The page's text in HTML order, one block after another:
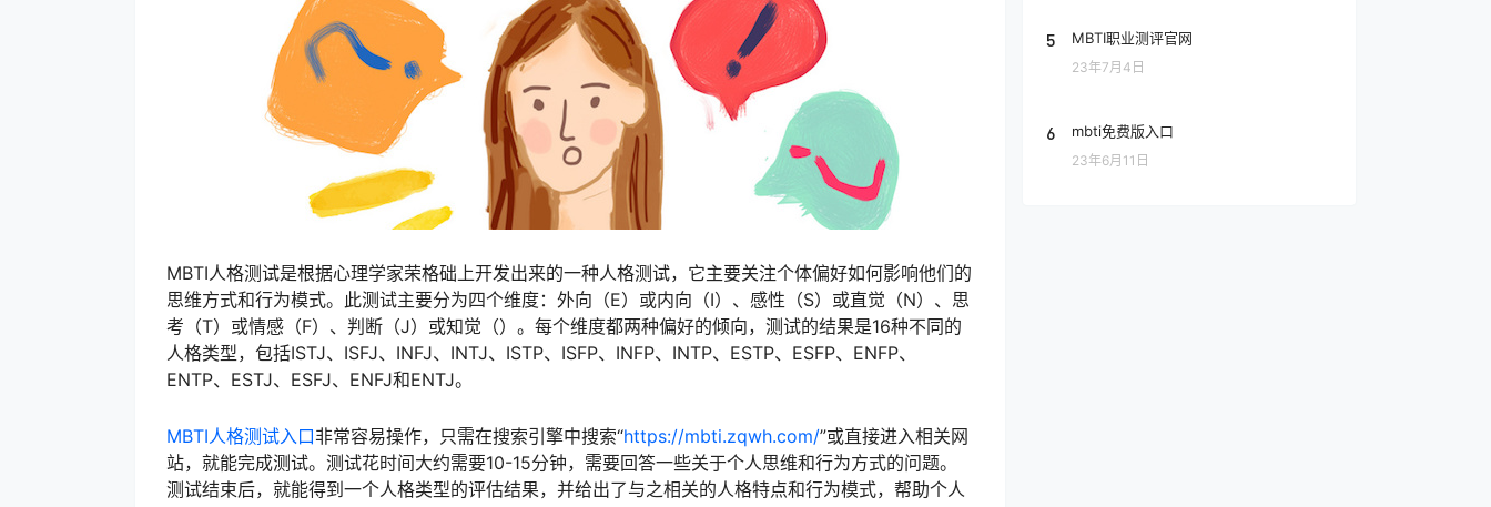
MBTI人格测试是根据心理学家荣格础上开发出来的一种人格测试，它主要关注个体偏好如何影响他们的
思维方式和行为模式。此测试主要分为四个维度：外向（E）或内向（I）、感性（S）或直觉（N）、思
考（T）或情感（F）、判断（J）或知觉（）。每个维度都两种偏好的倾向，测试的结果是16种不同的
人格类型，包括ISTJ、ISFJ、INFJ、INTJ、ISTP、ISFP、INFP、INTP、ESTP、ESFP、ENFP、
ENTP、ESTJ、ESFJ、ENFJ和ENTJ。
MBTI人格测试入口非常容易操作，只需在搜索引擎中搜索“https://mbti.zqwh.com/”或直接进入相关网
站，就能完成测试。测试花时间大约需要10-15分钟，需要回答一些关于个人思维和行为方式的问题。
测试结束后，就能得到一个人格类型的评估结果，并给出了与之相关的人格特点和行为模式，帮助个人
5 MBTI职业测评官网
23年7月4日
6 mbti免费版入口
23年6月11日